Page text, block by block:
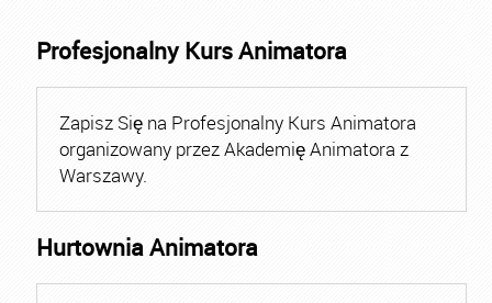
Profesjonalny Kurs Animatora
Zapisz Się na Profesjonalny Kurs Animatora
organizowany przez Akademię Animatora z
Warszawy.
Hurtownia Animatora